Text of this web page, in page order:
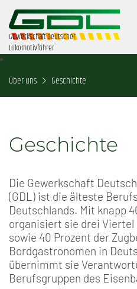
Gewerkschaft Deutscher
Lokomotivführer
Über uns Geschichte
Geschichte
Die Gewerkschaft
(GDL) ist die älteste
Deutschlands. Mit knapp
organisiert sie drei
sowie 40 Prozent der
Bordgastronomen in
übernimmt sie
Berufsgruppen des